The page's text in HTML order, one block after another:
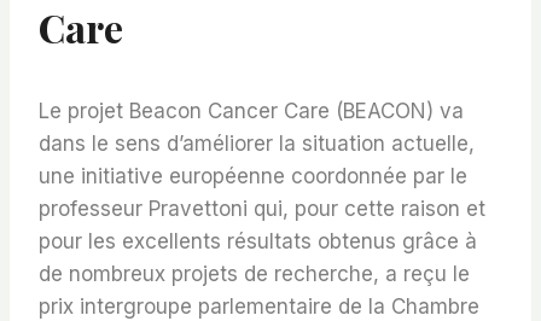
Care
Le projet Beacon Cancer Care (BEACON) va
dans le sens d’améliorer la situation actuelle,
une initiative européenne coordonnée par le
professeur Pravettoni qui, pour cette raison et
pour les excellents résultats obtenus grâce à
de nombreux projets de recherche, a reçu le
prix intergroupe parlementaire de la Chambre